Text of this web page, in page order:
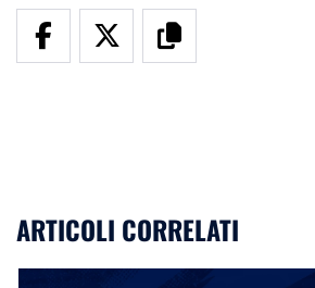
ARTICOLI CORRELATI